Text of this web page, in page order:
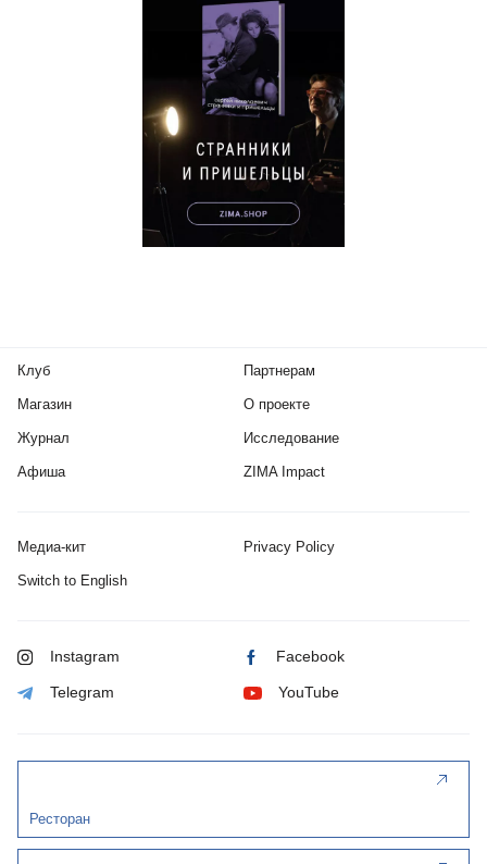
Клуб
Магазин
Журнал
Афиша
Партнерам
О проекте
Исследование
ZIMA Impact
Медиа-кит Privacy Policy
Switch to English
Instagram Facebook
Telegram YouTube
Ресторан